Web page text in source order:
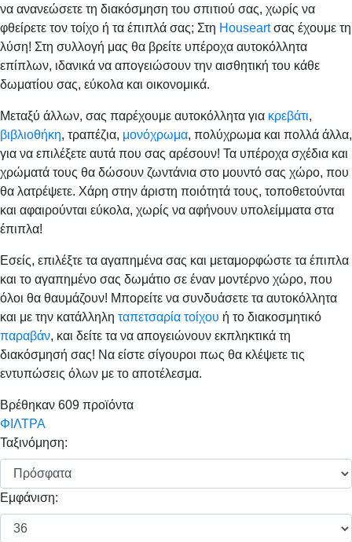
να ανανεώσετε τη διακόσμηση του σπιτιού σας, χωρίς να
φθείρετε τον τοίχο ή τα έπιπλά σας; Στη Houseartσας έχουμε τη
λύση! Στη συλλογή μας θα βρείτε υπέροχα αυτοκόλλητα
επίπλων, ιδανικά να απογειώσουν την αισθητική του κάθε
δωματίου σας, εύκολα και οικονομικά.
Μεταξύ άλλων, σας παρέχουμε αυτοκόλλητα για κρεβάτι,
βιβλιοθήκη, τραπέζια, μονόχρωμα, πολύχρωμα και πολλά άλλα,
για να επιλέξετε αυτά που σας αρέσουν! Τα υπέροχα σχέδια και
χρώματά τους θα δώσουν ζωντάνια στο μουντό σας χώρο, που
θα λατρέψετε. Χάρη στην άριστη ποιότητά τους, τοποθετούνται
και αφαιρούνται εύκολα, χωρίς να αφήνουν υπολείμματα στα
έπιπλα!
Εσείς, επιλέξτε τα αγαπημένα σας και μεταμορφώστε τα έπιπλα
και το αγαπημένο σας δωμάτιο σε έναν μοντέρνο χώρο, που
όλοι θα θαυμάζουν! Μπορείτε να συνδυάσετε τα αυτοκόλλητα
και με την κατάλληλη ταπετσαρία τοίχου ή το διακοσμητικό
παραβάν, και δείτε τα να απογειώνουν εκπληκτικά τη
διακόσμησή σας! Να είστε σίγουροι πως θα κλέψετε τις
εντυπώσεις όλων με το αποτέλεσμα.
Βρέθηκαν 609 προϊόντα
ΦΙΛΤΡΑ
Ταξινόμηση:
Εμφάνιση: